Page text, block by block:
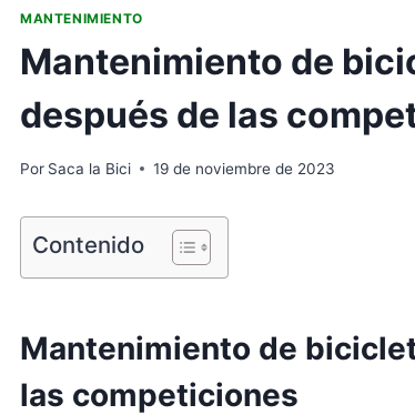
MANTENIMIENTO
Mantenimiento de
después de las
Por Saca la Bici 19 de noviembre de 2023
Contenido
Mantenimiento de
las competiciones